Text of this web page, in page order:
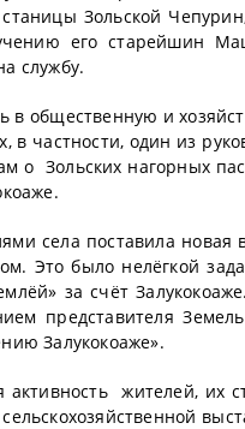
Зольской
его старейшин
службу.
в общественную и
в частности, один из
о Зольских нагорных
села поставила
Это было нелёгкой
за счёт
представителя
Залукокоаже».
активность жителей,